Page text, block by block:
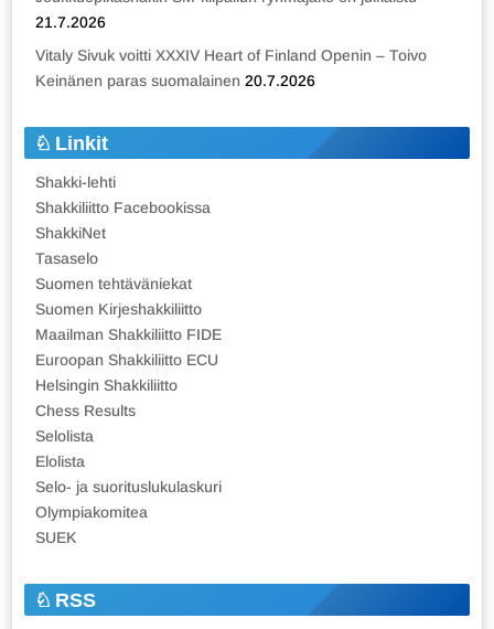
21.7.2026
Vitaly Sivuk voitti XXXIV Heart of Finland Openin – Toivo
Keinänen paras suomalainen 20.7.2026
Linkit
Shakki-lehti
Shakkiliitto Facebookissa
ShakkiNet
Tasaselo
Suomen tehtäväniekat
Suomen Kirjeshakkiliitto
Maailman Shakkiliitto FIDE
Euroopan Shakkiliitto ECU
Helsingin Shakkiliitto
Chess Results
Selolista
Elolista
Selo- ja suorituslukulaskuri
Olympiakomitea
SUEK
RSS